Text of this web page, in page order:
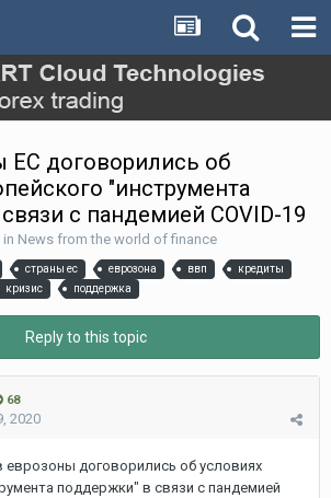
ЕС договорились об
"инструмента
с пандемией COVID-19
in News from the world of finance
страны ес еврозона ввп
кредиты
кризис поддержка
Reply to this topic
68
2020
договорились об условиях
поддержки" в связи с пандемией